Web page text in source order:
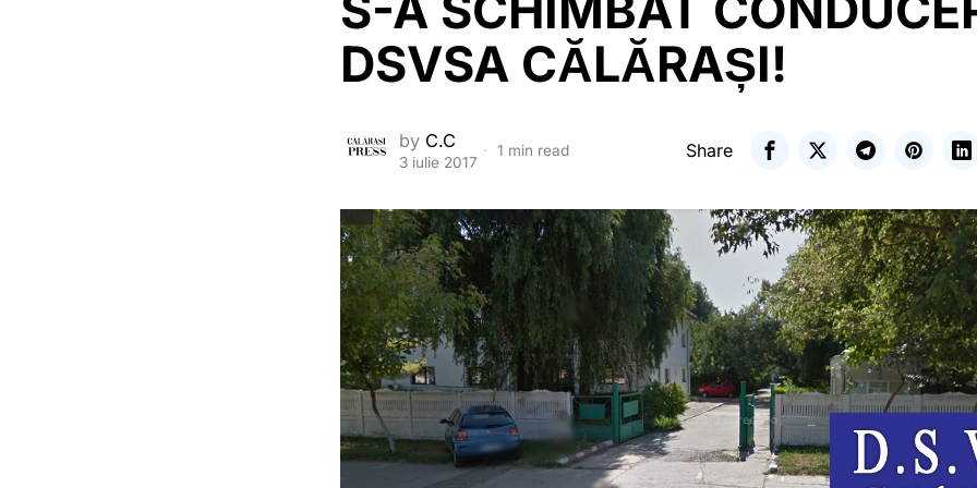
DSVSA CĂLĂRAȘI!
by C.C
3 iulie 2017
1 min read Share